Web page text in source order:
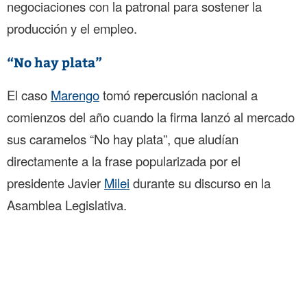
negociaciones con la patronal para sostener la
producción y el empleo.
“No hay plata”
El caso Marengotomó repercusión nacional a
comienzos del año cuando la firma lanzó al mercado
sus caramelos “No hay plata”, que aludían
directamente a la frase popularizada por el
presidente Javier Milei durante su discurso en la
Asamblea Legislativa.